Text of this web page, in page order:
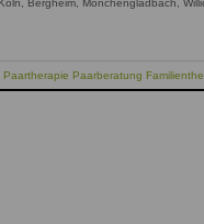
Paartherapie Paarberatung